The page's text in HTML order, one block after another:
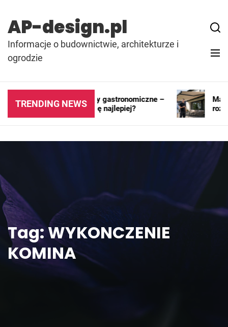
content
AP-design.pl
Informacje o budownictwie, architekturze i
ogrodzie
TRENDING NEWS
Kontenery i pawilony gastronomiczne –
gdzie sprawdzają się najlepiej?
Tag:WYKONCZENIE
KOMINA